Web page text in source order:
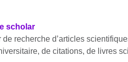
scholar
de recherche d’articles
de citations, de livres